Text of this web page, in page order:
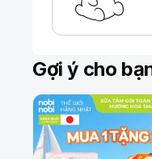
Gợi ý cho